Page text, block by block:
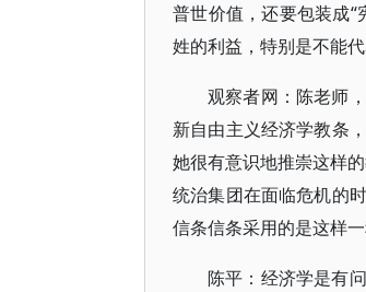
普世价值，还要包装成
姓的利益，特别是不能
观察者网：陈老师
新自由主义经济学教条
她很有意识地推崇这样
统治集团在面临危机的
信条信条采用的是这样
陈平：经济学是有